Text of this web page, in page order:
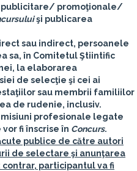
publicitare/ promoţionale/
şi publicarea
sau indirect, persoanele
sa, în Comitetul Ştiintific
la elaborarea
de selecţie şi cei ai
sau membrii familiilor
de rudenie, inclusiv.
misiuni profesionale legate
fi înscrise în Concurs.
publice de către autori
de selectare şi anunţarea
participantul va fi